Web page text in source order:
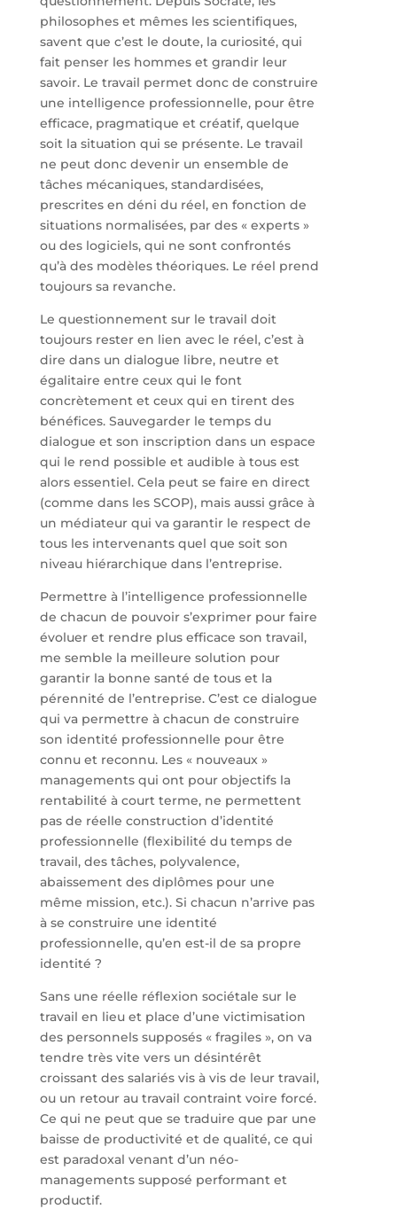
philosophes et mêmes les scientifiques,
savent que c’est le doute, la curiosité, qui
fait penser les hommes et grandir leur
savoir. Le travail permet donc de construire
une intelligence professionnelle, pour être
efficace, pragmatique et créatif, quelque
soit la situation qui se présente. Le travail
ne peut donc devenir un ensemble de
tâches mécaniques, standardisées,
prescrites en déni du réel, en fonction de
situations normalisées, par des « experts »
ou des logiciels, qui ne sont confrontés
qu’à des modèles théoriques. Le réel prend
toujours sa revanche.
Le questionnement sur le travail doit
toujours rester en lien avec le réel, c’est à
dire dans un dialogue libre, neutre et
égalitaire entre ceux qui le font
concrètement et ceux qui en tirent des
bénéfices. Sauvegarder le temps du
dialogue et son inscription dans un espace
qui le rend possible et audible à tous est
alors essentiel. Cela peut se faire en direct
(comme dans les SCOP), mais aussi grâce à
un médiateur qui va garantir le respect de
tous les intervenants quel que soit son
niveau hiérarchique dans l’entreprise.
Permettre à l’intelligence professionnelle
de chacun de pouvoir s’exprimer pour faire
évoluer et rendre plus efficace son travail,
me semble la meilleure solution pour
garantir la bonne santé de tous et la
pérennité de l’entreprise. C’est ce dialogue
qui va permettre à chacun de construire
son identité professionnelle pour être
connu et reconnu. Les « nouveaux »
managements qui ont pour objectifs la
rentabilité à court terme, ne permettent
pas de réelle construction d’identité
professionnelle (flexibilité du temps de
travail, des tâches, polyvalence,
abaissement des diplômes pour une
même mission, etc.). Si chacun n’arrive pas
à se construire une identité
professionnelle, qu’en est-il de sa propre
identité ?
Sans une réelle réflexion sociétale sur le
travail en lieu et place d’une victimisation
des personnels supposés « fragiles », on va
tendre très vite vers un désintérêt
croissant des salariés vis à vis de leur travail,
ou un retour au travail contraint voire forcé.
Ce qui ne peut que se traduire que par une
baisse de productivité et de qualité, ce qui
est paradoxal venant d’un néo-
managements supposé performant et
productif.